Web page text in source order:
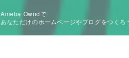
Ameba Owndで
あなただけのホームページやブログをつくろ